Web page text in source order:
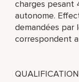
charges pesant
autonome.
demandées par
correspondent